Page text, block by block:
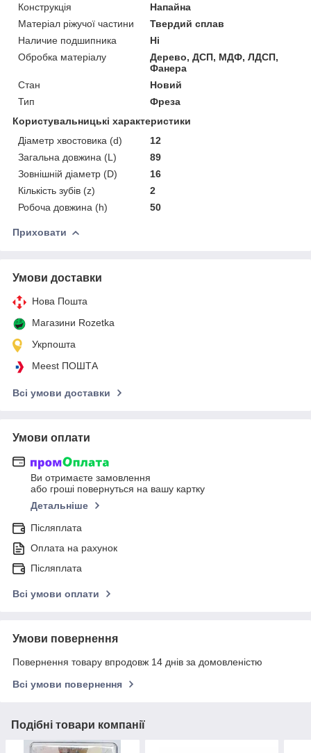
Конструкція
Напайна
Матеріал ріжучої частини
Твердий сплав
Наличие подшипника
Ні
Обробка матеріалу
Дерево, ДСП, МДФ, ЛДСП,
Фанера
Стан
Новий
Тип
Фреза
Користувальницькі характеристики
Діаметр хвостовика (d)
12
Загальна довжина (L)
89
Зовнішній діаметр (D)
16
Кількість зубів (z)
2
Робоча довжина (h)
50
Приховати
Умови доставки
Нова Пошта
Магазини Rozetka
Укрпошта
Meest ПОШТА
Всі умови доставки
Умови оплати
Ви отримаєте замовлення
або гроші повернуться на вашу картку
Детальніше
Післяплата
Оплата на рахунок
Післяплата
Всі умови оплати
Умови повернення
Повернення товару впродовж 14 днів за домовленістю
Всі умови повернення
Подібні товари компанії